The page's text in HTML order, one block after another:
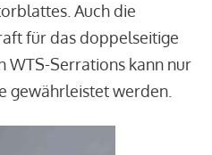
Auch die
für das doppelseitige
WTS-Serrations kann nur
gewährleistet werden.